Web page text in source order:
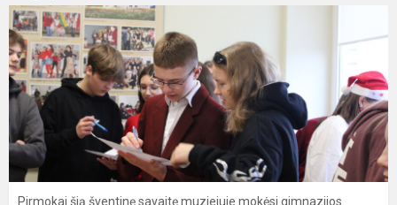
Pirmokai šią šventinę savaitę muziejuje mokėsi gimnazijos